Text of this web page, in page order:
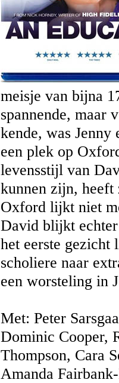
meisje van bijna
spannende, maar
kende, was Jenny
een plek op
levensstijl van
kunnen zijn, heeft
Oxford lijkt niet
David blijkt
het eerste gezicht
scholiere naar
een worsteling in
Met: Peter
Dominic Cooper,
Thompson, Cara
Amanda